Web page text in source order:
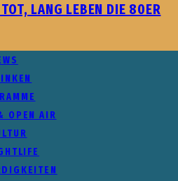
LANG LEBEN DIE 80ER
OPEN AIR